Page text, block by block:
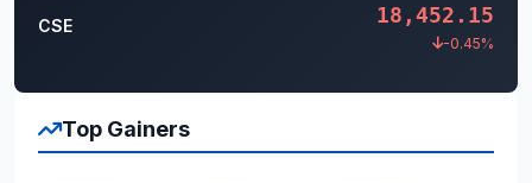
CSE 18,452.15
-0.45%
Top Gainers